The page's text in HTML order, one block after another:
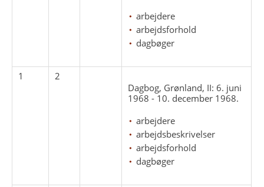
arbejdere
arbejdsforhold
dagbøger
1
2
Dagbog, Grønland, II: 6. juni
1968 - 10. december 1968.
arbejdere
arbejdsbeskrivelser
arbejdsforhold
dagbøger